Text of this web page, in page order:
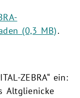
(0,3 MB).
ZEBRA“ ein:
Altglienicke